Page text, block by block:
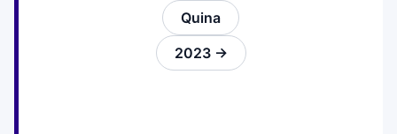
Quina
2023 →